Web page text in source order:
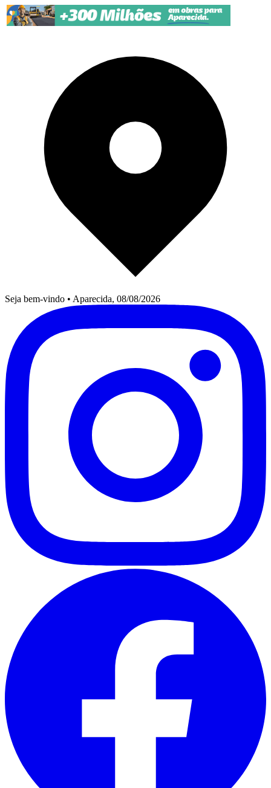
Pular para o conteúdo
Seja bem-vindo • Aparecida, 08/08/2026